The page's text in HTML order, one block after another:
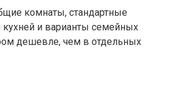
комнаты, стандартные
и варианты семейных
дешевле, чем в отдельных